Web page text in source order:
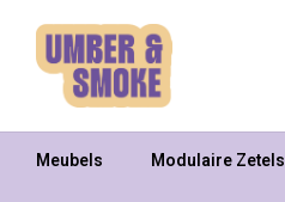
Meubels Modulaire Zetels